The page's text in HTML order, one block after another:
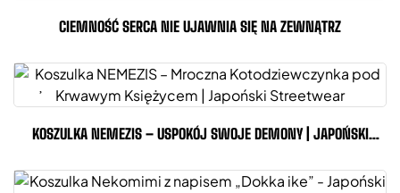
CIEMNOŚĆ SERCA NIE UJAWNIA SIĘ NA ZEWNĄTRZ
KOSZULKA NEMEZIS – USPOKÓJ SWOJE DEMONY | JAPOŃSKI